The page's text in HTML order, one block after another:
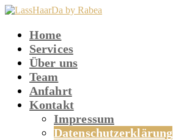
Home
Services
Über uns
Team
Anfahrt
Kontakt
Impressum
Datenschutzerklärung